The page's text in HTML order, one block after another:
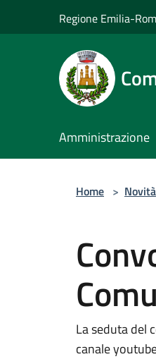
Regione Emilia-
Amministrazione
Home > Novità
La seduta del
canale